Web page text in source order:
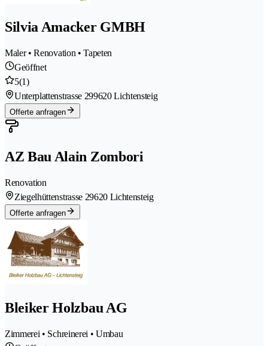
Silvia Amacker GMBH
Maler • Renovation • Tapeten
Geöffnet
5(1)
Unterplattenstrasse 299620 Lichtensteig
Offerte anfragen
AZ Bau Alain Zombori
Renovation
Ziegelhüttenstrasse 29620 Lichtensteig
Offerte anfragen
Bleiker Holzbau AG
Zimmerei • Schreinerei • Umbau